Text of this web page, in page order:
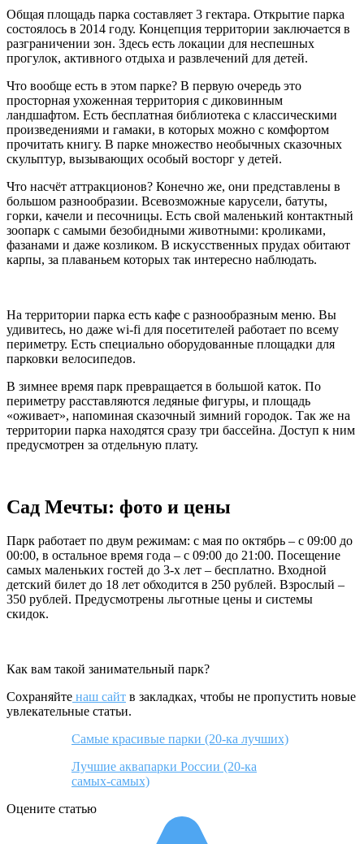
Общая площадь парка составляет 3 гектара. Открытие парка
состоялось в 2014 году. Концепция территории заключается в
разграничении зон. Здесь есть локации для неспешных
прогулок, активного отдыха и развлечений для детей.
Что вообще есть в этом парке? В первую очередь это
просторная ухоженная территория с диковинным
ландшафтом. Есть бесплатная библиотека с классическими
произведениями и гамаки, в которых можно с комфортом
прочитать книгу. В парке множество необычных сказочных
скульптур, вызывающих особый восторг у детей.
Что насчёт аттракционов? Конечно же, они представлены в
большом разнообразии. Всевозможные карусели, батуты,
горки, качели и песочницы. Есть свой маленький контактный
зоопарк с самыми безобидными животными: кроликами,
фазанами и даже козликом. В искусственных прудах обитают
карпы, за плаваньем которых так интересно наблюдать.
На территории парка есть кафе с разнообразным меню. Вы
удивитесь, но даже wi-fi для посетителей работает по всему
периметру. Есть специально оборудованные площадки для
парковки велосипедов.
В зимнее время парк превращается в большой каток. По
периметру расставляются ледяные фигуры, и площадь
«оживает», напоминая сказочный зимний городок. Так же на
территории парка находятся сразу три бассейна. Доступ к ним
предусмотрен за отдельную плату.
Сад Мечты: фото и цены
Парк работает по двум режимам: с мая по октябрь – с 09:00 до
00:00, в остальное время года – с 09:00 до 21:00. Посещение
самых маленьких гостей до 3-х лет – бесплатно. Входной
детский билет до 18 лет обходится в 250 рублей. Взрослый –
350 рублей. Предусмотрены льготные цены и системы
скидок.
Как вам такой занимательный парк?
Сохраняйте наш сайт в закладках, чтобы не пропустить новые
увлекательные статьи.
Самые красивые парки (20-ка лучших)
Лучшие аквапарки России (20-ка
самых-самых)
Оцените статью